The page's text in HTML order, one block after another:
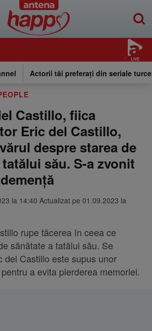
LIVE
Actorii tăi preferați din seriale
Castillo, fiica
Eric del Castillo,
despre starea de
său. S-a zvonit
la 14:40 Actualizat pe 01.09.2023 la
rupe tăcerea în ceea ce
sănătate a tatălui său. Se
del Castillo este supus unor
a evita pierderea memoriei.